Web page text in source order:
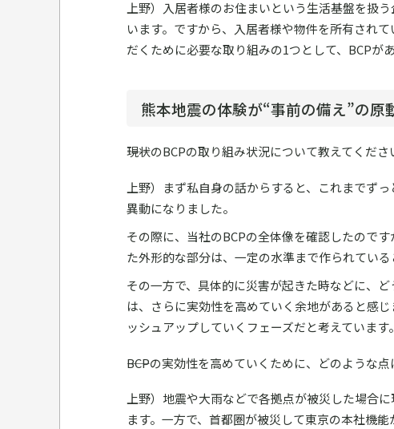
上野）入居者様のお住まいという生活基盤を扱
います。ですから、入居者様や物件を所有され
だくために必要な取り組みの1つとして、BCPが
熊本地震の体験が“事前の備え”の原
――現状のBCPの取り組み状況について教えてくださ
上野）まず私自身の話からすると、これまでず
異動になりました。
その際に、当社のBCPの全体像を確認したので
た外形的な部分は、一定の水準まで作られている
その一方で、具体的に災害が起きた時などに、
は、さらに実効性を高めていく余地があると感
ッシュアップしていくフェーズだと考えています。
――BCPの実効性を高めていくために、どのような
上野）地震や大雨などで各拠点が被災した場合
ます。一方で、首都圏が被災して東京の本社機